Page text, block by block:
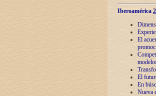
Iberoamérica
El
El
En
Nueva